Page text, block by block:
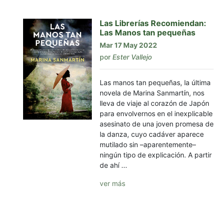
Las Librerías Recomiendan:
Las Manos tan pequeñas
Mar 17 May 2022
por Ester Vallejo
Las manos tan pequeñas, la última
novela de Marina Sanmartín, nos
lleva de viaje al corazón de Japón
para envolvernos en el inexplicable
asesinato de una joven promesa de
la danza, cuyo cadáver aparece
mutilado sin –aparentemente–
ningún tipo de explicación. A partir
de ahí ...
ver más